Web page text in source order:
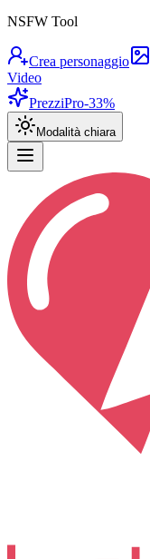
NSFW Tool
Crea personaggio
Video
PrezziPro-33%
Modalità chiara